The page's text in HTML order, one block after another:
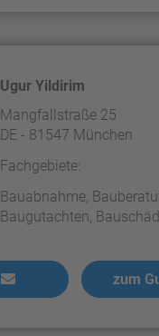
Ugur Yildirim
Mangfallstraße 25
DE - 81547 München
Fachgebiete:
Bauabnahme,
Baugutachten,
zum